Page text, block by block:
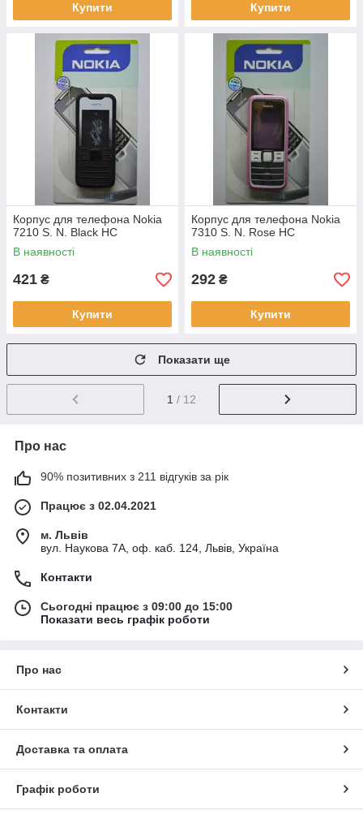
Купити Купити
Корпус для телефона Nokia
7210 S. N. Black HC
В наявності
421 ₴
Купити
Корпус для телефона Nokia
7310 S. N. Rose HC
В наявності
292 ₴
Купити
Показати ще
1 / 12
Про нас
90% позитивних з 211 відгуків за рік
Працює з 02.04.2021
м. Львів
вул. Наукова 7А, оф. каб. 124, Львів, Україна
Контакти
Сьогодні працює з 09:00 до 15:00
Показати весь графік роботи
Про нас
Контакти
Доставка та оплата
Графік роботи